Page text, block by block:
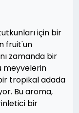
için bir
fruit'un
zamanda bir
meyvelerin
tropikal adada
Bu aroma,
bir